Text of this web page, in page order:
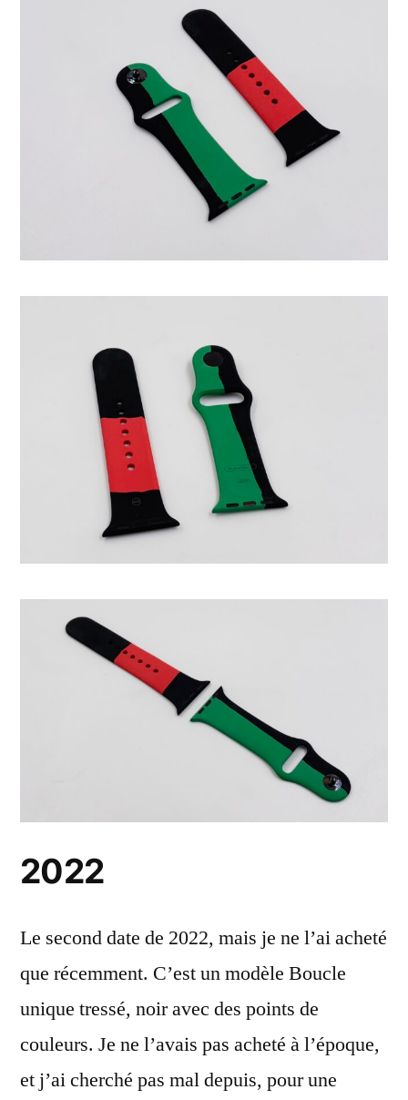
2022
Le second date de 2022, mais je ne l’ai acheté
que récemment. C’est un modèle Boucle
unique tressé, noir avec des points de
couleurs. Je ne l’avais pas acheté à l’époque,
et j’ai cherché pas mal depuis, pour une